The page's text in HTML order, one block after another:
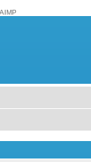
AIMP